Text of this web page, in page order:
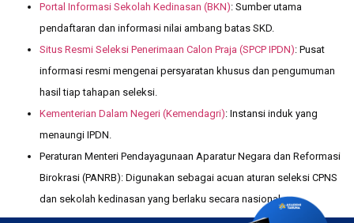
Portal Informasi Sekolah Kedinasan (BKN): Sumber utama
pendaftaran dan informasi nilai ambang batas SKD.
Situs Resmi Seleksi Penerimaan Calon Praja (SPCP IPDN): Pusat
informasi resmi mengenai persyaratan khusus dan pengumuman
hasil tiap tahapan seleksi.
Kementerian Dalam Negeri (Kemendagri): Instansi induk yang
menaungi IPDN.
Peraturan Menteri Pendayagunaan Aparatur Negara dan Reformasi
Birokrasi (PANRB): Digunakan sebagai acuan aturan seleksi CPNS
dan sekolah kedinasan yang berlaku secara nasional.